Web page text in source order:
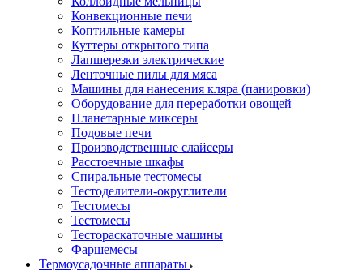
Конвекционные печи
Коптильные камеры
Куттеры открытого типа
Лапшерезки электрические
Ленточные пилы для мяса
Машины для нанесения кляра (панировки)
Оборудование для переработки овощей
Планетарные миксеры
Подовые печи
Производственные слайсеры
Расстоечные шкафы
Спиральные тестомесы
Тестоделители-округлители
Тестомесы
Тестомесы
Тестораскаточные машины
Фаршемесы
Термоусадочные аппараты